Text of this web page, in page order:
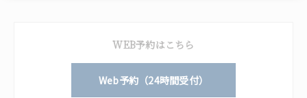
WEB予約はこちら
Web予約（24時間受付）